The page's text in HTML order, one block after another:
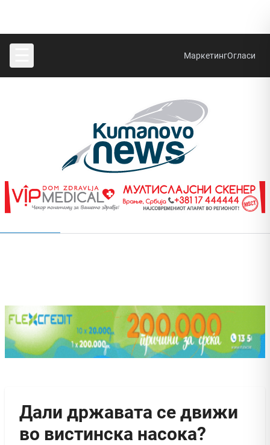
МаркетингОгласи
Дали државата се движи
во вистинска насока?